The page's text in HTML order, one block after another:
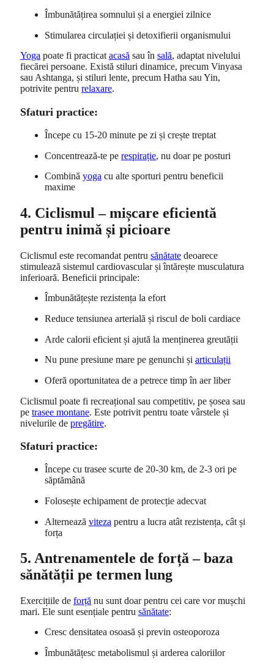
Îmbunătățirea somnului și a energiei zilnice
Stimularea circulației și detoxifierii organismului
Yoga poate fi practicat acasă sau în sală, adaptat nivelului
fiecărei persoane. Există stiluri dinamice, precum Vinyasa
sau Ashtanga, și stiluri lente, precum Hatha sau Yin,
potrivite pentru relaxare.
Sfaturi practice:
Începe cu 15-20 minute pe zi și crește treptat
Concentrează-te pe respirație, nu doar pe posturi
Combină yoga cu alte sporturi pentru beneficii
maxime
4. Ciclismul – mișcare eficientă
pentru inimă și picioare
Ciclismul este recomandat pentru sănătate deoarece
stimulează sistemul cardiovascular și întărește musculatura
inferioară. Beneficii principale:
Îmbunătățește rezistența la efort
Reduce tensiunea arterială și riscul de boli cardiace
Arde calorii eficient și ajută la menținerea greutății
Nu pune presiune mare pe genunchi și articulații
Oferă oportunitatea de a petrece timp în aer liber
Ciclismul poate fi recreațional sau competitiv, pe șosea sau
pe trasee montane. Este potrivit pentru toate vârstele și
nivelurile de pregătire.
Sfaturi practice:
Începe cu trasee scurte de 20-30 km, de 2-3 ori pe
săptămână
Folosește echipament de protecție adecvat
Alternează viteza pentru a lucra atât rezistența, cât și
forța
5. Antrenamentele de forță – baza
sănătății pe termen lung
Exercițiile de forță nu sunt doar pentru cei care vor mușchi
mari. Ele sunt esențiale pentru sănătate:
Cresc densitatea osoasă și previn osteoporoza
Îmbunătățesc metabolismul și arderea caloriilor